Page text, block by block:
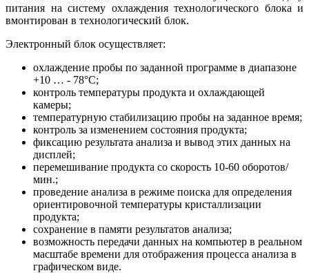
питания на систему охлаждения технологического блока и
вмонтирован в технологический блок.
Электронный блок осуществляет:
охлаждение пробы по заданной программе в диапазоне
+10 … - 78°С;
контроль температуры продукта и охлаждающей
камеры;
температурную стабилизацию пробы на заданное время;
контроль за изменением состояния продукта;
фиксацию результата анализа и вывод этих данных на
дисплей;
перемешивание продукта со скорость 10-60 оборотов/
мин.;
проведение анализа в режиме поиска для определения
ориентировочной температуры кристаллизации
продукта;
сохранение в памяти результатов анализа;
возможность передачи данных на компьютер в реальном
масштабе времени для отображения процесса анализа в
графическом виде.